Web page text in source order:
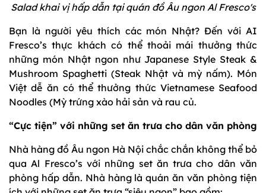
Salad khai vị hấp dẫn tại quán đồ Âu ngon Al Fresco's
Bạn là người yêu thích các món Nhật? Đến với AI
Fresco’s thực khách có thể thoải mái thưởng thức
những món Nhật ngon như Japanese Style Steak &
Mushroom Spaghetti (Steak Nhật và mỳ nấm). Món
Việt dễ ăn có thể thưởng thức Vietnamese Seafood
Noodles (Mỳ trứng xào hải sản và rau củ.
“Cực tiện” với những set ăn trưa cho dân văn phòng
Nhà hàng đồ Âu ngon Hà Nội chắc chắn không thể bỏ
qua Al Fresco’s với những set ăn trưa cho dân văn
phòng hấp dẫn. Nhà hàng là quán ăn văn phòng tiện